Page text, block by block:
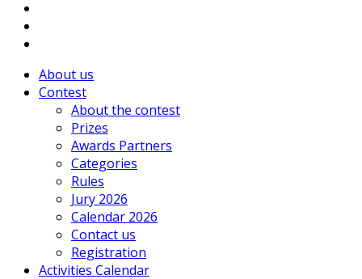
About us
Contest
About the contest
Prizes
Awards Partners
Categories
Rules
Jury 2026
Calendar 2026
Contact us
Registration
Activities Calendar